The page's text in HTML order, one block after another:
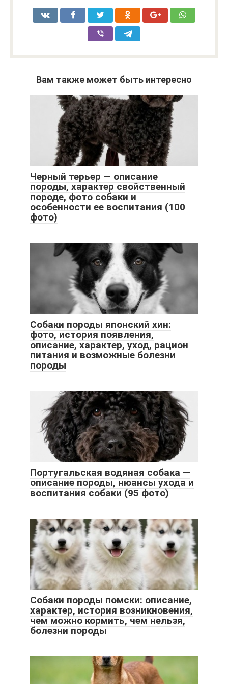
Вам также может быть интересно
Черный терьер — описание
породы, характер свойственный
породе, фото собаки и
особенности ее воспитания (100
фото)
Собаки породы японский хин:
фото, история появления,
описание, характер, уход, рацион
питания и возможные болезни
породы
Португальская водяная собака —
описание породы, нюансы ухода и
воспитания собаки (95 фото)
Собаки породы помски: описание,
характер, история возникновения,
чем можно кормить, чем нельзя,
болезни породы